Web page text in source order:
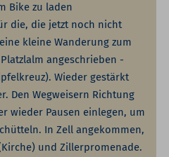
Bike zu laden
die, die jetzt noch nicht
kleine Wanderung zum
angeschrieben -
Wieder gestärkt
Den Wegweisern Richtung
wieder Pausen einlegen, um
In Zell angekommen,
und Zillerpromenade.